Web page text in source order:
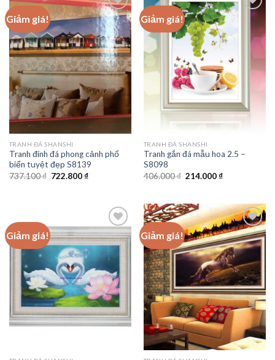
Giảm giá!
Add to
wishlist
TRANH ĐÁ SHANSHI
Tranh đính đá phong cảnh phố
biển tuyệt đẹp S8139
737.100₫ Giá
722.800₫Giá
722.800 ₫.
Giảm giá!
Add to
TRANH ĐÁ SHANSHI
Tranh gắn đá mẫu hoa 2.5 –
S8098
406.000₫ Giá
214.000₫Giá
214.000 ₫.
Giảm giá!
Add to
Giảm giá!
Add to
wishlist